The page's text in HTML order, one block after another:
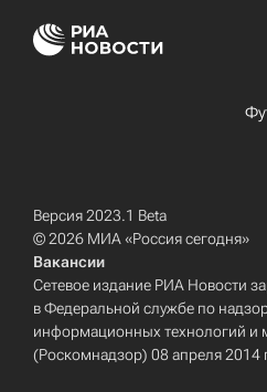
Версия 2023.1 Beta
© 2026 МИА «Россия сегодня»
Вакансии
Сетевое издание РИА Новости
в Федеральной службе по
информационных технологий и
(Роскомнадзор) 08 апреля 2014